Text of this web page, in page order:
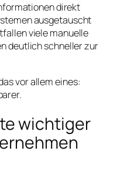
direkt
ausgetauscht
viele manuelle
deutlich schneller zur
vor allem eines:
wichtiger